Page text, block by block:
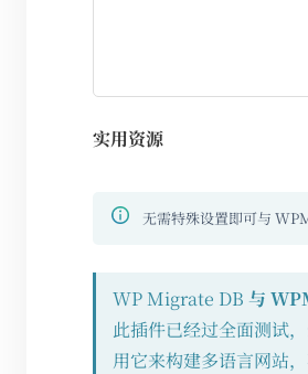
实用资源
无需特殊设置即可与
WP Migrate DB 与
此插件已经过全面测试
用它来构建多语言网站